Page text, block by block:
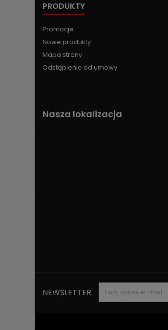
PRODUKTY
Promocje
Nowe produkty
Mapa strony
Odstąpienie od umowy
Nasza lokalizacja
NEWSLETTER